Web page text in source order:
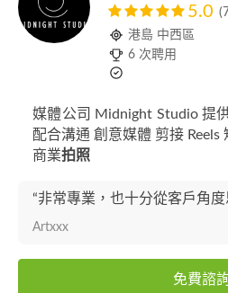
5.0
港島 中西區
6 次聘用
媒體公司 Midnight Studio 提
配合溝通 創意媒體 剪接 Reels
商業拍照
“非常專業，也十分從客戶角度
Artxxx
免費諮